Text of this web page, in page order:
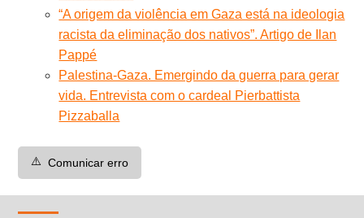
“A origem da violência em Gaza está na ideologia
racista da eliminação dos nativos”. Artigo de Ilan
Pappé
Palestina-Gaza. Emergindo da guerra para gerar
vida. Entrevista com o cardeal Pierbattista
Pizzaballa
⚠️ Comunicar erro